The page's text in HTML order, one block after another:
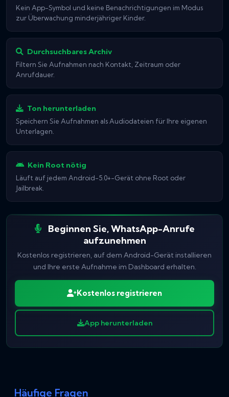
Kein App-Symbol und keine Benachrichtigungen im Modus
zur Überwachung minderjähriger Kinder.
Durchsuchbares Archiv
Filtern Sie Aufnahmen nach Kontakt, Zeitraum oder
Anrufdauer.
Ton herunterladen
Speichern Sie Aufnahmen als Audiodateien für Ihre eigenen
Unterlagen.
Kein Root nötig
Läuft auf jedem Android-5.0+-Gerät ohne Root oder
Jailbreak.
Beginnen Sie, WhatsApp-Anrufe
aufzunehmen
Kostenlos registrieren, auf dem Android-Gerät installieren
und Ihre erste Aufnahme im Dashboard erhalten.
Kostenlos registrieren
App herunterladen
Häufige Fragen